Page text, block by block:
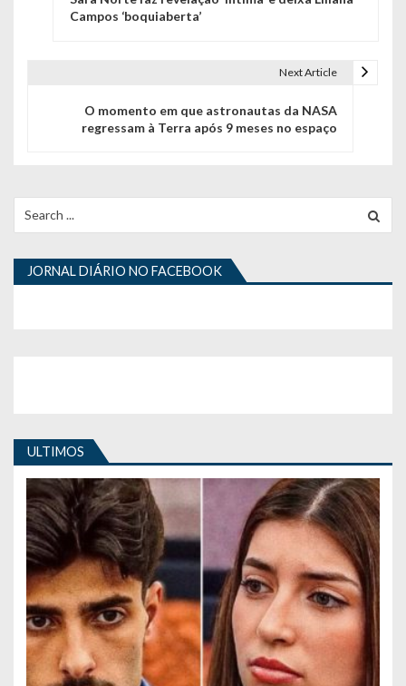
ã
o
d
i
g
o
s
Campos ‘boquiaberta’
Next Article
O momento em que astronautas da NASA
regressam à Terra após 9 meses no espaço
for:
JORNAL DIÁRIO NO FACEBOOK
ULTIMOS